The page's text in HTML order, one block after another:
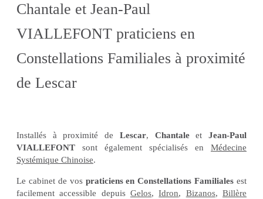
Chantale et Jean-Paul
VIALLEFONT praticiens en
Constellations Familiales à proximité
de Lescar
Installés à proximité de Lescar, ChantaleetJean-Paul
VIALLEFONT sont également spécialisés en Médecine
Systémique Chinoise.
Le cabinet de vos praticiens en Constellations Familiales est
facilement accessible depuis Gelos,Idron, Bizanos,Billère